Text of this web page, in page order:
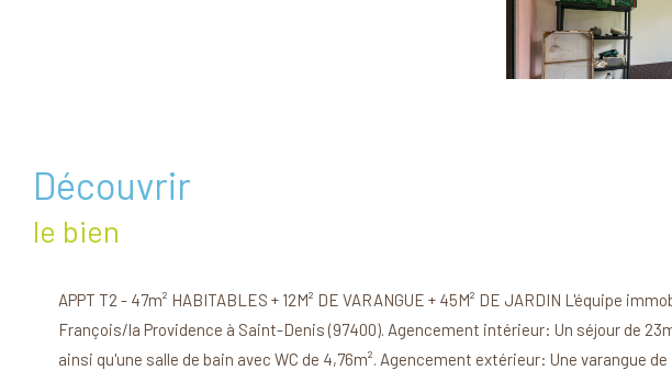
découvrir
le bien
APPT T2 - 47m² HABITABLES + 12M² DE VARANGUE + 45M² DE JARDIN L'équipe
François/la Providence à Saint-Denis (97400). Agencement intérieur: Un séjour de
ainsi qu'une salle de bain avec WC de 4,76m². Agencement extérieur: Une varangue